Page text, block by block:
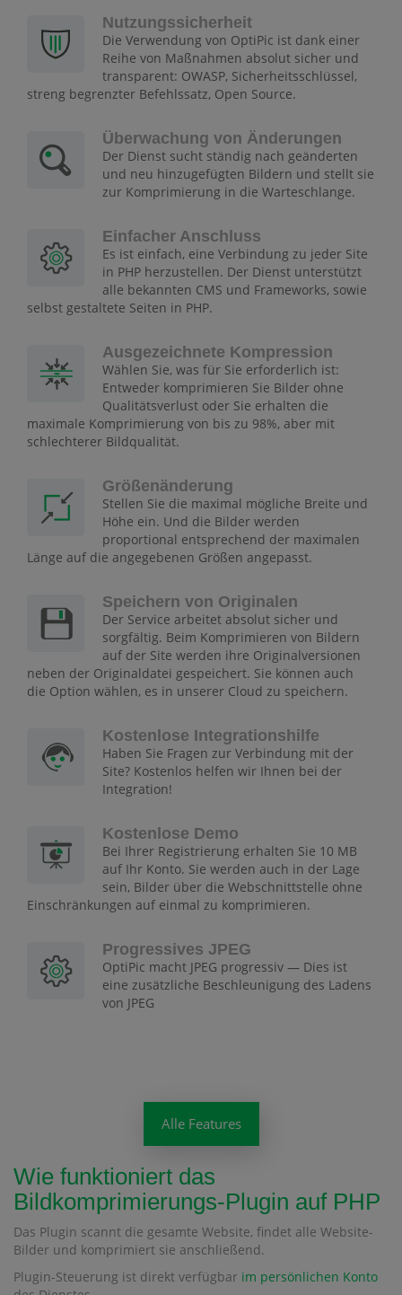
Nutzungssicherheit
Die Verwendung von OptiPic ist dank einer
Reihe von Maßnahmen absolut sicher und
transparent: OWASP, Sicherheitsschlüssel,
streng begrenzter Befehlssatz, Open Source.
Überwachung von Änderungen
Der Dienst sucht ständig nach geänderten
und neu hinzugefügten Bildern und stellt sie
zur Komprimierung in die Warteschlange.
Einfacher Anschluss
Es ist einfach, eine Verbindung zu jeder Site
in PHP herzustellen. Der Dienst unterstützt
alle bekannten CMS und Frameworks, sowie
selbst gestaltete Seiten in PHP.
Ausgezeichnete Kompression
Wählen Sie, was für Sie erforderlich ist:
Entweder komprimieren Sie Bilder ohne
Qualitätsverlust oder Sie erhalten die
maximale Komprimierung von bis zu 98%, aber mit
schlechterer Bildqualität.
Größenänderung
Stellen Sie die maximal mögliche Breite und
Höhe ein. Und die Bilder werden
proportional entsprechend der maximalen
Länge auf die angegebenen Größen angepasst.
Speichern von Originalen
Der Service arbeitet absolut sicher und
sorgfältig. Beim Komprimieren von Bildern
auf der Site werden ihre Originalversionen
neben der Originaldatei gespeichert. Sie können auch
die Option wählen, es in unserer Cloud zu speichern.
Kostenlose Integrationshilfe
Haben Sie Fragen zur Verbindung mit der
Site? Kostenlos helfen wir Ihnen bei der
Integration!
Kostenlose Demo
Bei Ihrer Registrierung erhalten Sie 10 MB
auf Ihr Konto. Sie werden auch in der Lage
sein, Bilder über die Webschnittstelle ohne
Einschränkungen auf einmal zu komprimieren.
Progressives JPEG
OptiPic macht JPEG progressiv — Dies ist
eine zusätzliche Beschleunigung des Ladens
von JPEG
Alle Features
Wie funktioniert das
Bildkomprimierungs-Plugin auf PHP
Das Plugin scannt die gesamte Website, findet alle Website-
Bilder und komprimiert sie anschließend.
Plugin-Steuerung ist direkt verfügbar im persönlichen Konto